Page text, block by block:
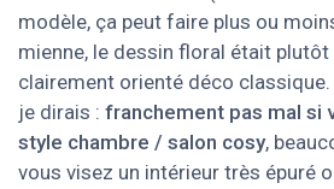
modèle, ça peut faire plus ou
mienne, le dessin floral était plutôt
clairement orienté déco classique.
je dirais : franchement pas mal si
style chambre / salon cosy,
vous visez un intérieur très épuré